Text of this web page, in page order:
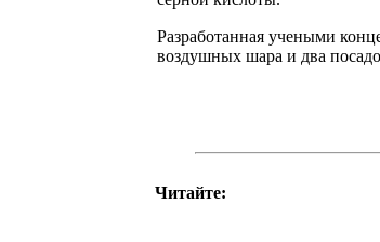
Разработанная учеными
воздушных шара и два
Читайте: